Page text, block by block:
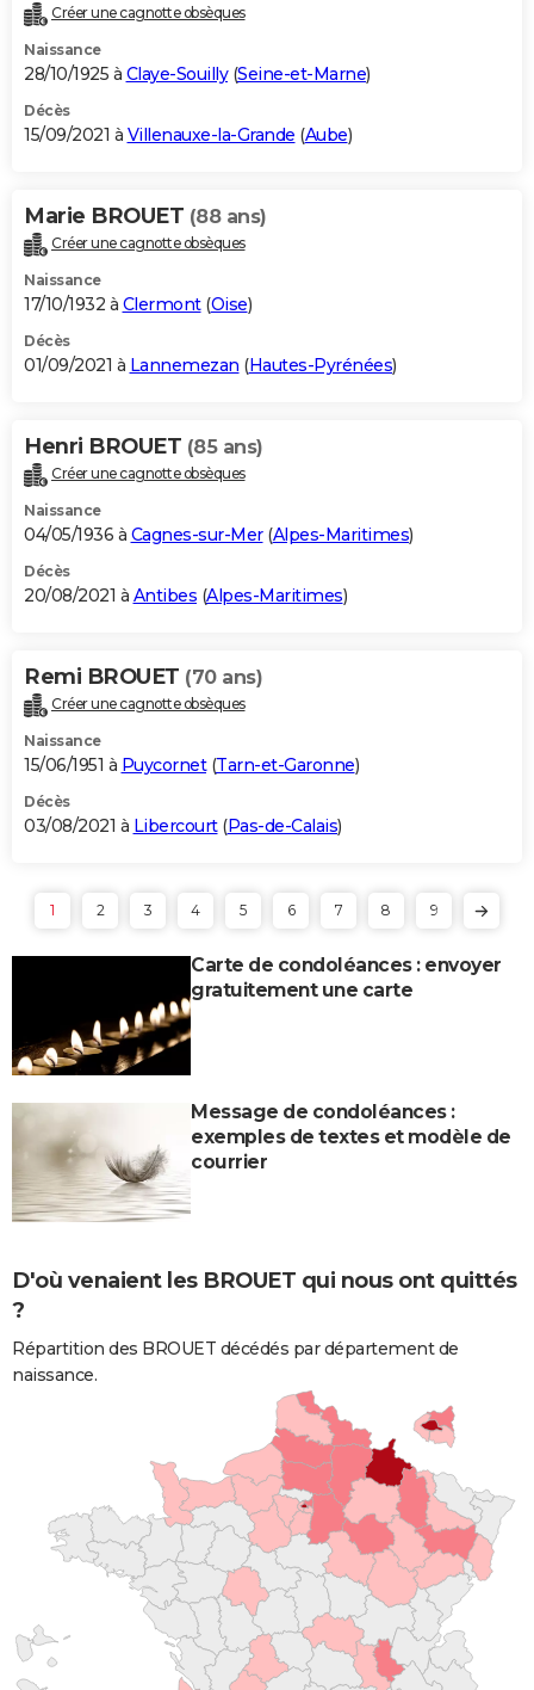
Créer une cagnotte obsèques
Naissance
28/10/1925 à Claye-Souilly(Seine-et-Marne)
Décès
15/09/2021 à Villenauxe-la-Grande (Aube)
Marie BROUET (88 ans)
Créer une cagnotte obsèques
Naissance
17/10/1932 à Clermont(Oise)
Décès
01/09/2021 à Lannemezan (Hautes-Pyrénées)
Henri BROUET (85 ans)
Créer une cagnotte obsèques
Naissance
04/05/1936 à Cagnes-sur-Mer(Alpes-Maritimes)
Décès
20/08/2021 à Antibes (Alpes-Maritimes)
Remi BROUET (70 ans)
Créer une cagnotte obsèques
Naissance
15/06/1951 à Puycornet(Tarn-et-Garonne)
Décès
03/08/2021 à Libercourt(Pas-de-Calais)
1 2 3 4 5 6 7 8 9
Carte de condoléances : envoyer
gratuitement une carte
Message de condoléances :
exemples de textes et modèle de
courrier
D'où venaient les BROUET qui nous ont quittés
?
Répartition des BROUET décédés par département de
naissance.